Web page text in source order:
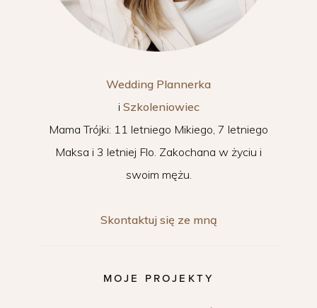
Wedding Plannerka
i Szkoleniowiec
Mama Trójki: 11 letniego Mikiego, 7 letniego
Maksa i 3 letniej Flo. Zakochana w życiu i
swoim mężu.
Skontaktuj się ze mną
MOJE PROJEKTY